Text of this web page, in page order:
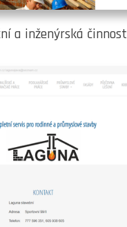
a inženýrská činnost